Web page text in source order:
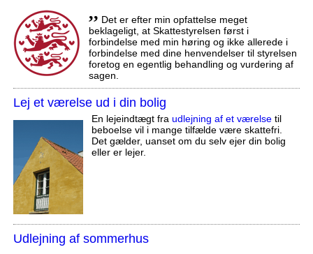
,, Det er efter min opfattelse meget
beklageligt, at Skattestyrelsen først i
forbindelse med min høring og ikke allerede i
forbindelse med dine henvendelser til styrelsen
foretog en egentlig behandling og vurdering af
sagen.
Lej et værelse ud i din bolig
En lejeindtægt fra udlejning af et værelsetil
beboelse vil i mange tilfælde være skattefri.
Det gælder, uanset om du selv ejer din bolig
eller er lejer.
Udlejning af sommerhus